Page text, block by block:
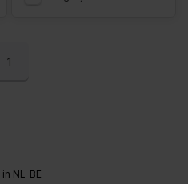
1
in NL-BE